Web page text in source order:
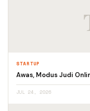
STARTUP
Awas, Modus Judi
JUL 24, 2026